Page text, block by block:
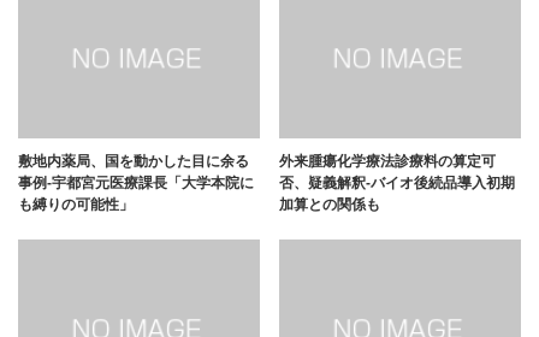
敷地内薬局、国を動かした目に余る
事例-宇都宮元医療課長「大学本院に
も縛りの可能性」
外来腫瘍化学療法診療料の算定可
否、疑義解釈-バイオ後続品導入初期
加算との関係も